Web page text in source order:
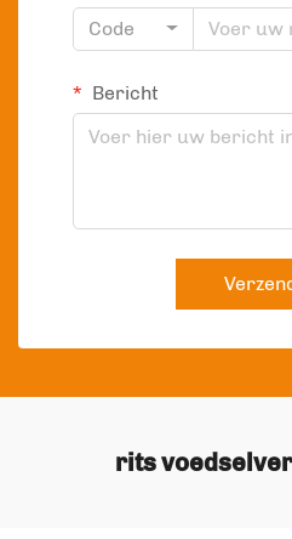
Code
Bericht
rits